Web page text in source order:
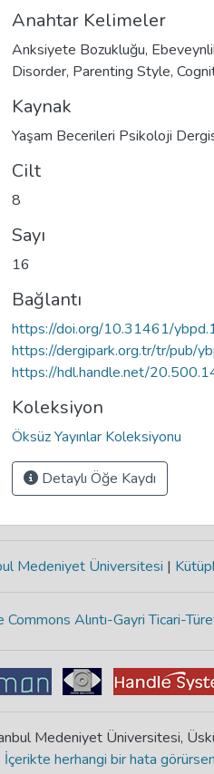
Anahtar Kelimeler
Anksiyete Bozukluğu,
Disorder, Parenting Style,
Kaynak
Yaşam Becerileri Psikoloji
Cilt
8
Sayı
16
Bağlantı
https://doi.org/10.31461/
https://dergipark.org.tr/tr/pub/
https://hdl.handle.net/
Koleksiyon
Öksüz Yayınlar Koleksiyonu
Detaylı Öğe Kaydı
Medeniyet Üniversitesi |
Alıntı-Gayri Ticari-
Medeniyet Üniversitesi,
İçerikte herhangi bir hata